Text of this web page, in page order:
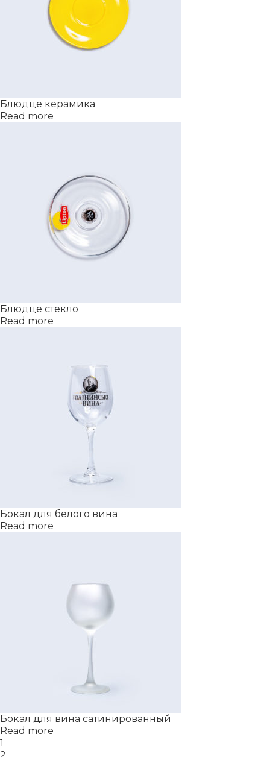
Блюдце керамика
Read more
Блюдце стекло
Read more
Бокал для белого вина
Read more
Бокал для вина сатинированный
Read more
1